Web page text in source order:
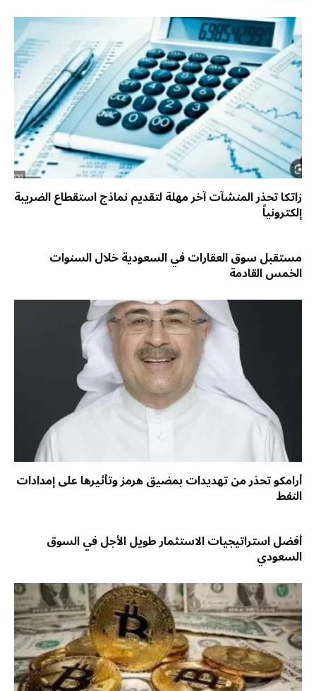
زاتكا تحذر المنشآت آخر مهلة لتقديم نماذج استقطاع الضريبة
إلكترونياً
مستقبل سوق العقارات في السعودية خلال السنوات
الخمس القادمة
أرامكو تحذر من تهديدات بمضيق هرمز وتأثيرها على إمدادات
النفط
أفضل استراتيجيات الاستثمار طويل الأجل في السوق
السعودي